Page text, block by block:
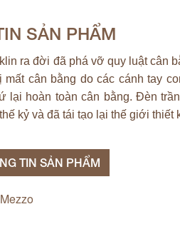
SẢN PHẨM
ra đời đã phá vỡ quy luật cân
cân bằng do các cánh tay
lại hoàn toàn cân bằng. Đèn
kỷ và đã tái tạo lại thế giới thiết
TIN SẢN PHẨM
Mezzo